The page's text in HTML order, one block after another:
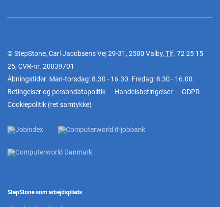
© StepStone, Carl Jacobsens Vej 29-31, 2500 Valby, Tlf. 72 25 15
25, CVR-nr. 20039701
Åbningstider: Man-torsdag: 8.30 - 16.30. Fredag: 8.30 - 16.00.
Betingelser og persondatapolitik
Handelsbetingelser
GDPR
Cookiepolitik (ret samtykke)
StepStone som arbejdsplads